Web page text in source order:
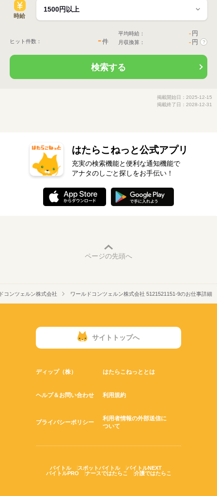
時給
ヒット件数： -件
平均時給： - 円
月収換算： - 円 ?
検索する
掲載開始日：2025-12-15
掲載終了日：2028-12-31
はたらこねっと公式アプリ
充実の検索機能と便利な通知機能で
アナタのしごと探しをお手伝い！
ページの先頭へ
コンツェルン株式会社 ワールドコンツェルン株式会社 5121521151-9のお仕事詳細
サイトトップへ
ディップ（株） はたらこねっととは
ヘルプ＆お問い合わせ 利用規約
プライバシーポリシー
利用者情報の外部送信に
ついて
バイトル スポットバイトル
バイトルNEXT
バイトルPRO
ナースではたらこ 介護ではたらこ